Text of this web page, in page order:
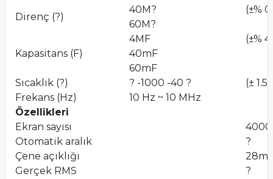
Direnç (?)
40M?
(±%
60M?
Kapasitans (F)
4MF
(±%
40mF
60mF
Sıcaklık (?)
? -1000 -40 ?
(± 1.5
Frekans (Hz)
10 Hz ~ 10 MHz
Özellikleri
Ekran sayısı
4000
Otomatik aralık
?
Çene açıklığı
Gerçek RMS
?